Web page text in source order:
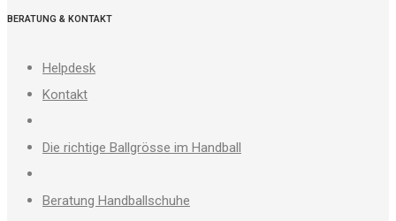
BERATUNG & KONTAKT
Helpdesk
Kontakt
Die richtige Ballgrösse im Handball
Beratung Handballschuhe